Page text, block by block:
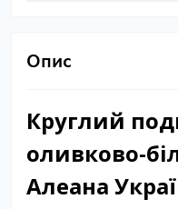
Опис
Круглий
оливково-
Алеана